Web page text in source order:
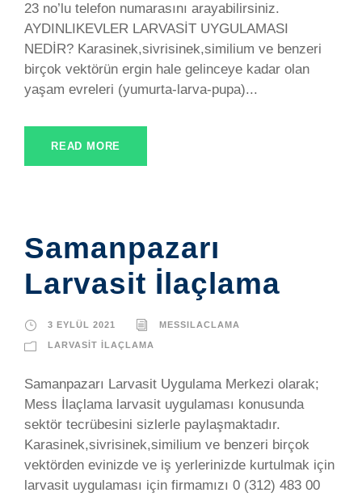
23 no’lu telefon numarasını arayabilirsiniz.
AYDINLIKEVLER LARVASİT UYGULAMASI
NEDİR? Karasinek,sivrisinek,similium ve benzeri
birçok vektörün ergin hale gelinceye kadar olan
yaşam evreleri (yumurta-larva-pupa)...
READ MORE
Samanpazarı
Larvasit İlaçlama
3 EYLÜL 2021 MESSILACLAMA
LARVASIT İLAÇLAMA
Samanpazarı Larvasit Uygulama Merkezi olarak;
Mess İlaçlama larvasit uygulaması konusunda
sektör tecrübesini sizlerle paylaşmaktadır.
Karasinek,sivrisinek,similium ve benzeri birçok
vektörden evinizde ve iş yerlerinizde kurtulmak için
larvasit uygulaması için firmamızı 0 (312) 483 00